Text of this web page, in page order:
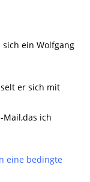
sich ein Wolfgang
er sich mit
Mail,das ich
eine bedingte